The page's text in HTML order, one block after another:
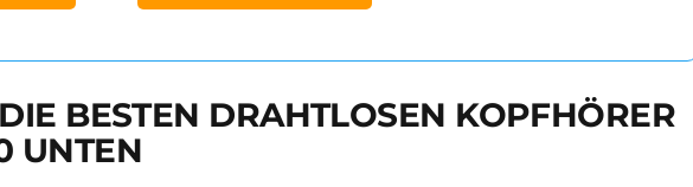
BESTEN DRAHTLOSEN KOPFHÖRER
UNTEN